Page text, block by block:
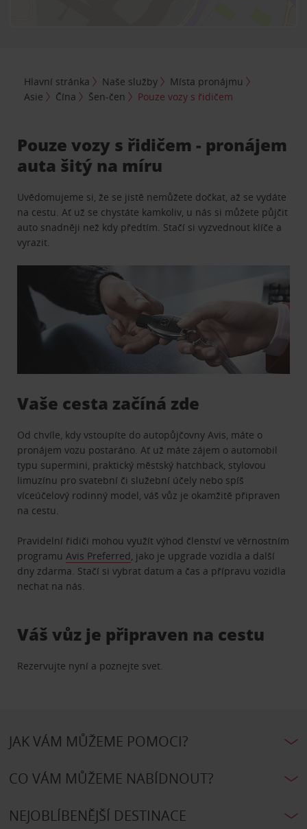
Hlavní stránka Naše služby
Místa pronájmu
Asie
Čína Šen-čen Pouze vozy s řidičem
Pouze vozy s řidičem - pronájem
auta šitý na míru
Uvědomujeme si, že se jistě nemůžete dočkat, až se vydáte
na cestu. Ať už se chystáte kamkoliv, u nás si můžete půjčit
auto snadněji než kdy předtím. Stačí si vyzvednout klíče a
vyrazit.
Vaše cesta začíná zde
Od chvíle, kdy vstoupíte do autopůjčovny Avis, máte o
pronájem vozu postaráno. Ať už máte zájem o automobil
typu supermini, praktický městský hatchback, stylovou
limuzínu pro svatební či služební účely nebo spíš
víceúčelový rodinný model, váš vůz je okamžitě připraven
na cestu.
Pravidelní řidiči mohou využít výhod členství ve věrnostním
programuAvis Preferred, jako je upgrade vozidla a další
dny zdarma. Stačí si vybrat datum a čas a přípravu vozidla
nechat na nás.
Váš vůz je připraven na cestu
Rezervujte nyní a poznejte svet.
JAK VÁM MŮŽEME POMOCI?
CO VÁM MŮŽEME NABÍDNOUT?
NEJOBLÍBENĚJŠÍ DESTINACE